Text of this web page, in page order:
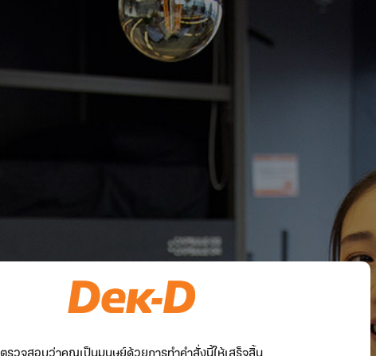
ตรวจสอบว่าคุณเป็นมนุษย์ด้วยการทำคำสั่งนี้ให้เสร็จสิ้น